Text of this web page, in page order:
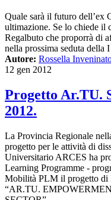
Quale sarà il futuro dell’ex
ultimazione. Se lo chiede il
Regalbuto che proporrà di
nella prossima seduta della
Autore: Rossella
12 gen 2012
Progetto Ar.TU.
2012.
La Provincia Regionale
progetto per le attività di
Universitario ARCES ha
Learning Programme -
Mobilità PLM il progetto di
“AR.TU.